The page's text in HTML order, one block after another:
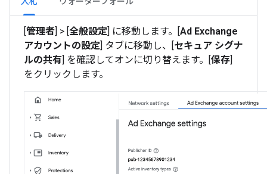
管理者 ] > [ 全般設定 ] に移動します。[ Ad Exchange
アカウントの設定 ] タブに移動し、[ セキュア シグナ
ルの共有 ] を確認してオンに切り替えます。[ 保存
をクリックします。